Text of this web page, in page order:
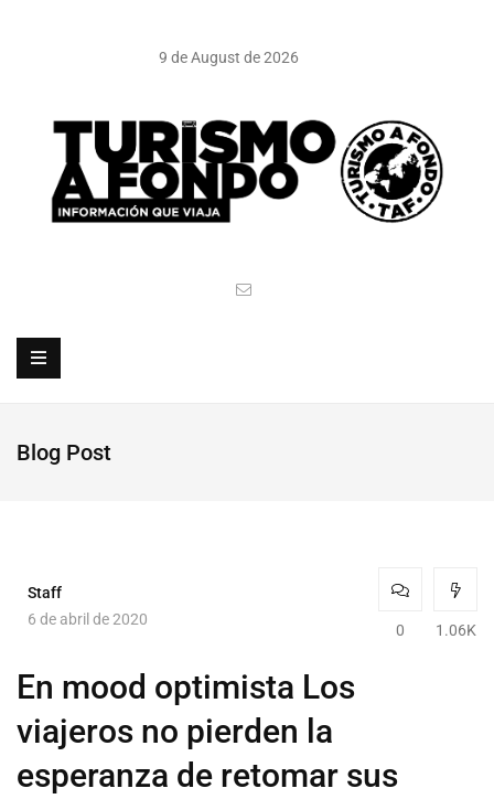
9 de August de 2026
Blog Post
Staff
6 de abril de 2020
0 1.06K
En mood optimista Los
viajeros no pierden la
esperanza de retomar sus